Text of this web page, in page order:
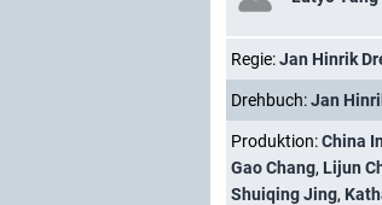
Regie:Jan Hinrik
Drehbuch:Jan
Produktion:China
Gao Chang, Lijun
Shuiqing Jing,